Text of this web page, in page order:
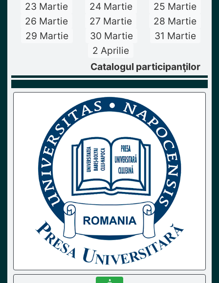
23 Martie
24 Martie
25 Martie
26 Martie
27 Martie
28 Martie
29 Martie
30 Martie
31 Martie
2 Aprilie
Catalogul participanţilor